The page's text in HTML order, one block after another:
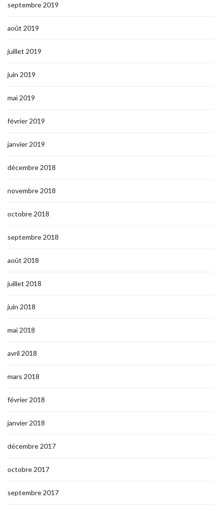
septembre 2019
août 2019
juillet 2019
juin 2019
mai 2019
février 2019
janvier 2019
décembre 2018
novembre 2018
octobre 2018
septembre 2018
août 2018
juillet 2018
juin 2018
mai 2018
avril 2018
mars 2018
février 2018
janvier 2018
décembre 2017
octobre 2017
septembre 2017